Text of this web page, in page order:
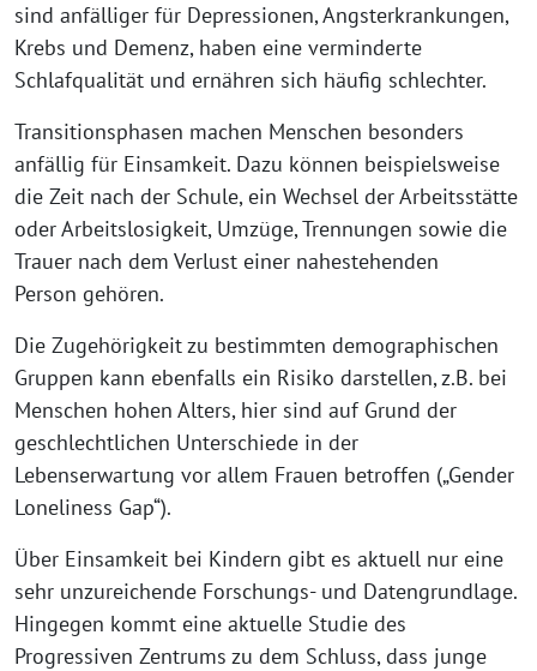
sind anfälliger für Depressionen, Angsterkrankungen,
Krebs und Demenz, haben eine verminderte
Schlafqualität und ernähren sich häufig schlechter.
Transitionsphasen machen Menschen besonders
anfällig für Einsamkeit. Dazu können beispielsweise
die Zeit nach der Schule, ein Wechsel der Arbeitsstätte
oder Arbeitslosigkeit, Umzüge, Trennungen sowie die
Trauer nach dem Verlust einer nahestehenden
Person gehören.
Die Zugehörigkeit zu bestimmten demographischen
Gruppen kann ebenfalls ein Risiko darstellen, z.B. bei
Menschen hohen Alters, hier sind auf Grund der
geschlechtlichen Unterschiede in der
Lebenserwartung vor allem Frauen betroffen („Gender
Loneliness Gap“).
Über Einsamkeit bei Kindern gibt es aktuell nur eine
sehr unzureichende Forschungs- und Datengrundlage.
Hingegen kommt eine aktuelle Studie des
Progressiven Zentrums zu dem Schluss, dass junge